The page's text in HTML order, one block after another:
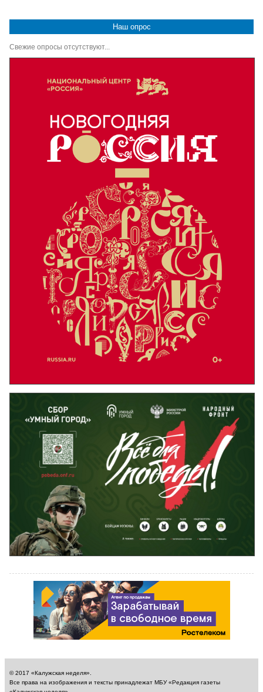
Наш опрос
Свежие опросы отсутствуют...
© 2017 «Калужская неделя».
Все права на изображения и тексты принадлежат МБУ «Редакция газеты